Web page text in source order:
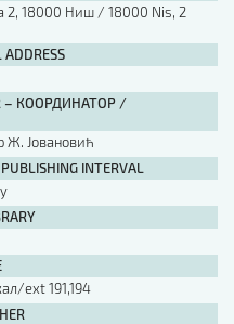
2, 18000 Ниш / 18000 Nis, 2
– КООРДИНАТОР /
Ж. Јовановић
INTERVAL
ext 191,194